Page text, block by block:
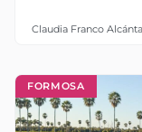
Claudia Franco
FORMOSA